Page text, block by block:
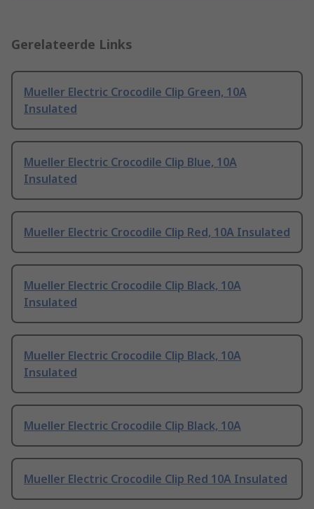
Gerelateerde Links
Mueller Electric Crocodile Clip Green, 10A
Insulated
Mueller Electric Crocodile Clip Blue, 10A
Insulated
Mueller Electric Crocodile Clip Red, 10A Insulated
Mueller Electric Crocodile Clip Black, 10A
Insulated
Mueller Electric Crocodile Clip Black, 10A
Insulated
Mueller Electric Crocodile Clip Black, 10A
Mueller Electric Crocodile Clip Red 10A Insulated